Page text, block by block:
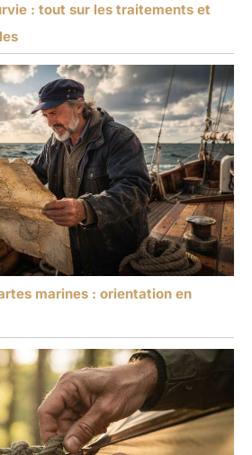
: tout sur les traitements et
marines : orientation en